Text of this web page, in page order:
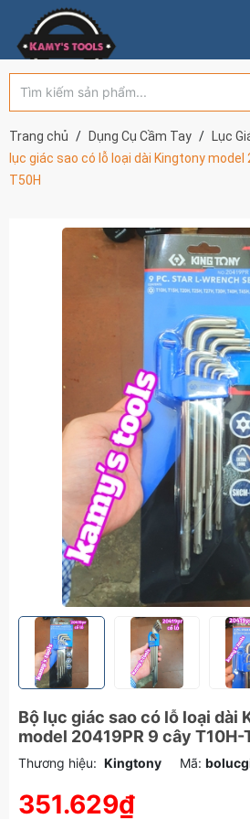
Trang chủ Dụng Cụ Cầm Tay Lục
lục giác sao có lỗ loại dài Kingtony model
T50H
Bộ lục giác sao có lỗ loại dài
model 20419PR 9 cây T10H-
Thương hiệu: Kingtony Mã:
351.629₫